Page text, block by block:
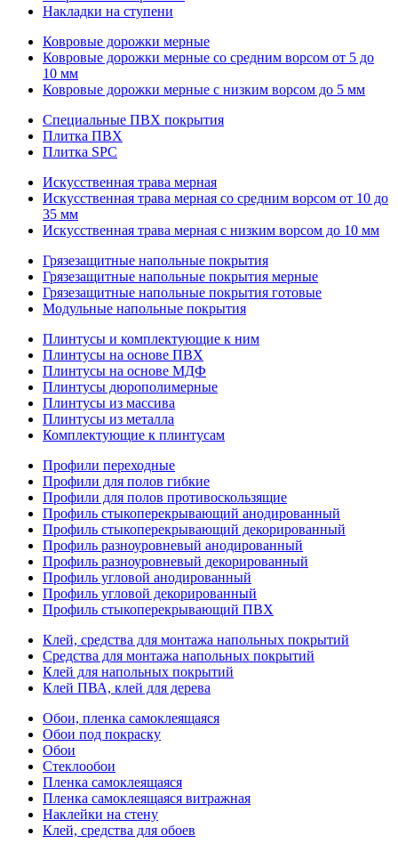
Накладки на ступени
Ковровые дорожки мерные
Ковровые дорожки мерные со средним ворсом от 5 до
10 мм
Ковровые дорожки мерные с низким ворсом до 5 мм
Специальные ПВХ покрытия
Плитка ПВХ
Плитка SPC
Искуccтвенная трава мерная
Искусственная трава мерная со средним ворсом от 10 до
35 мм
Искусственная трава мерная с низким ворсом до 10 мм
Грязезащитные напольные покрытия
Грязезащитные напольные покрытия мерные
Грязезащитные напольные покрытия готовые
Модульные напольные покрытия
Плинтусы и комплектующие к ним
Плинтусы на основе ПВХ
Плинтусы на основе МДФ
Плинтусы дюрополимерные
Плинтусы из массива
Плинтусы из металла
Комплектующие к плинтусам
Профили переходные
Профили для полов гибкие
Профили для полов противоскользящие
Профиль стыкоперекрывающий анодированный
Профиль стыкоперекрывающий декорированный
Профиль разноуровневый анодированный
Профиль разноуровневый декорированный
Профиль угловой анодированный
Профиль угловой декорированный
Профиль стыкоперекрывающий ПВХ
Клей, средства для монтажа напольных покрытий
Средства для монтажа напольных покрытий
Клей для напольных покрытий
Клей ПВА, клей для дерева
Обои, пленка самоклеящаяся
Обои под покраску
Обои
Стеклообои
Пленка самоклеящаяся
Пленка самоклеящаяся витражная
Наклейки на стену
Клей, средства для обоев